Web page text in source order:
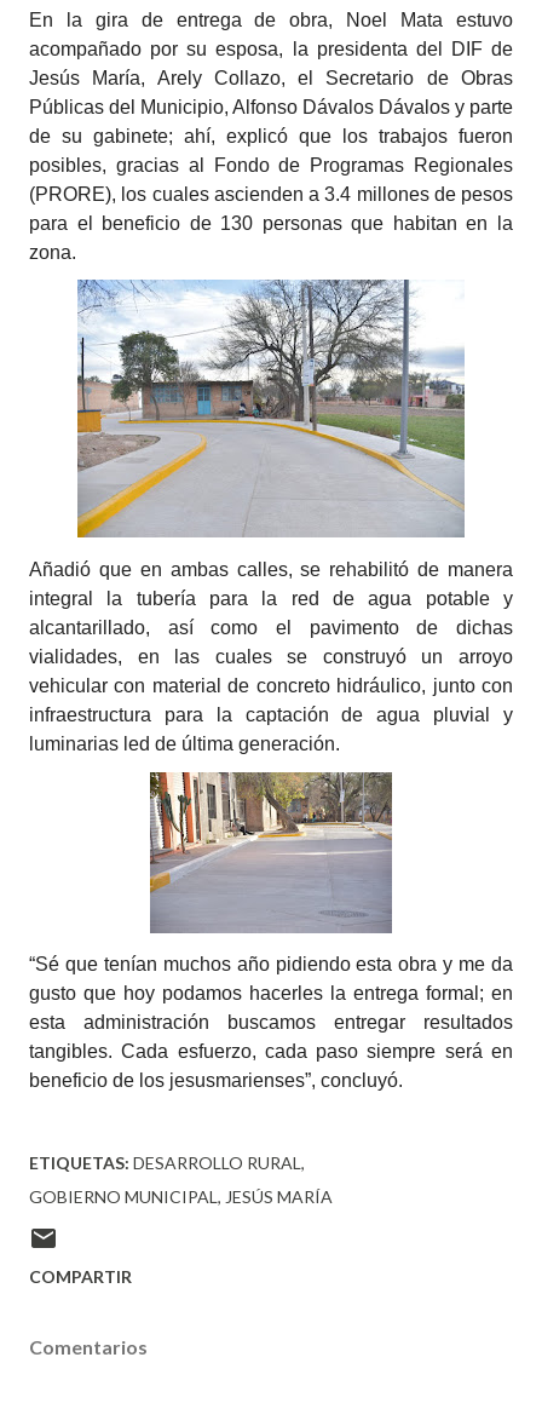
En la gira de entrega de obra, Noel Mata estuvo
acompañado por su esposa, la presidenta del DIF de
Jesús María, Arely Collazo, el Secretario de Obras
Públicas del Municipio, Alfonso Dávalos Dávalos y parte
de su gabinete; ahí, explicó que los trabajos fueron
posibles, gracias al Fondo de Programas Regionales
(PRORE), los cuales ascienden a 3.4 millones de pesos
para el beneficio de 130 personas que habitan en la
zona.
Añadió que en ambas calles, se rehabilitó de manera
integral la tubería para la red de agua potable y
alcantarillado, así como el pavimento de dichas
vialidades, en las cuales se construyó un arroyo
vehicular con material de concreto hidráulico, junto con
infraestructura para la captación de agua pluvial y
luminarias led de última generación.
“Sé que tenían muchos año pidiendo esta obra y me da
gusto que hoy podamos hacerles la entrega formal; en
esta administración buscamos entregar resultados
tangibles. Cada esfuerzo, cada paso siempre será en
beneficio de los jesusmarienses”, concluyó.
ETIQUETAS: DESARROLLO RURAL
GOBIERNO MUNICIPAL
JESÚS MARÍA
COMPARTIR
Comentarios